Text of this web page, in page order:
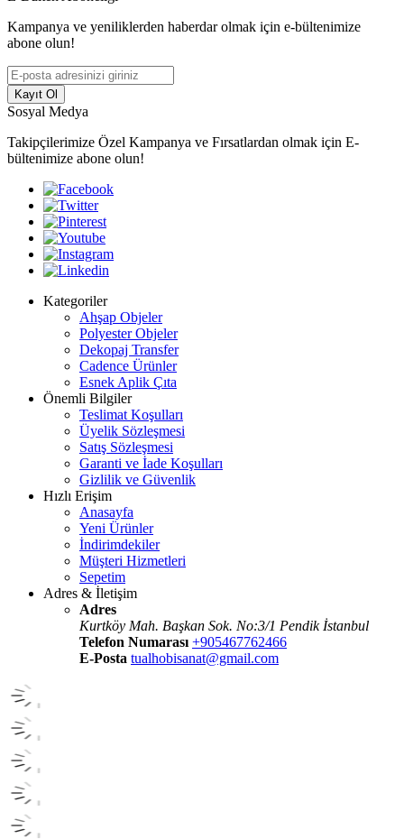
Kampanya ve yeniliklerden haberdar olmak için e-bültenimize
abone olun!
Kayıt Ol
Sosyal Medya
Takipçilerimize Özel Kampanya ve Fırsatlardan olmak için E-
bültenimize abone olun!
Kategoriler
Ahşap Objeler
Polyester Objeler
Dekopaj Transfer
Cadence Ürünler
Esnek Aplik Çıta
Önemli Bilgiler
Teslimat Koşulları
Üyelik Sözleşmesi
Satış Sözleşmesi
Garanti ve İade Koşulları
Gizlilik ve Güvenlik
Hızlı Erişim
Anasayfa
Yeni Ürünler
İndirimdekiler
Müşteri Hizmetleri
Sepetim
Adres & İletişim
Adres
Kurtköy Mah. Başkan Sok. No:3/1 Pendik İstanbul
Telefon Numarası +905467762466
E-Posta tualhobisanat@gmail.com